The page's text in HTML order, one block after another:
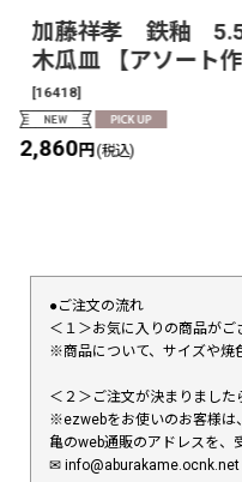
加藤祥孝 鉄釉
木瓜皿 【アソート作
[16418]
2,860円 (税込)
●ご注文の流れ
＜１＞お気に入りの商品がご
※商品について、サイズや焼
＜２＞ご注文が決まりました
※ezwebをお使いのお客様は
亀のweb通販のアドレスを、
✉︎ info@aburakame.ocnk.net